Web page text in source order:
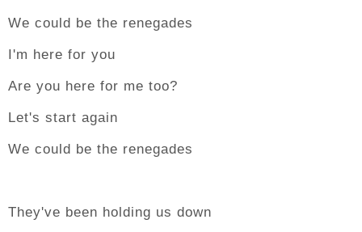
We could be the renegades
I'm here for you
Are you here for me too?
Let's start again
We could be the renegades
They've been holding us down